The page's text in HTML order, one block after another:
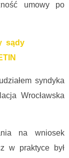
umowy po
sądy
syndyka
Wrocławska
na wniosek
w praktyce był